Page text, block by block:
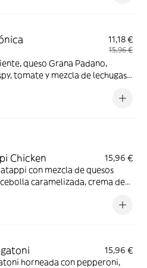
11,18 €
15,96 €
queso Grana Padano,
tomate y mezcla de lechugas
Chicken
15,96 €
con mezcla de quesos
caramelizada, crema de
15,96 €
horneada con pepperoni,